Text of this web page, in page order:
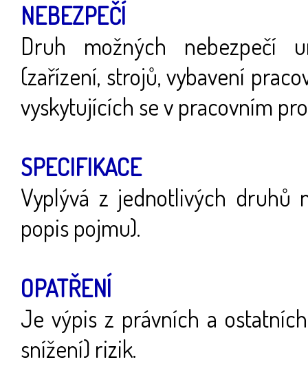
NEBEZPEČÍ
Druh možných nebezpečí
(zařízení, strojů, vybavení
vyskytujících se v pracovním
SPECIFIKACE
Vyplývá z jednotlivých druhů
popis pojmu).
OPATŘENÍ
Je výpis z právních a
snížení) rizik.